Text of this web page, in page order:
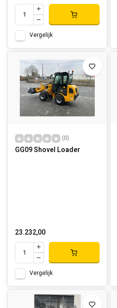
Vergelijk
(0)
GG09 Shovel Loader
23.232,00
Vergelijk